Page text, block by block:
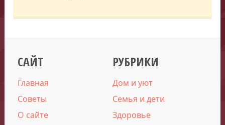
САЙТ
Главная
Советы
О сайте
РУБРИКИ
Дом и уют
Семья и дети
Здоровье